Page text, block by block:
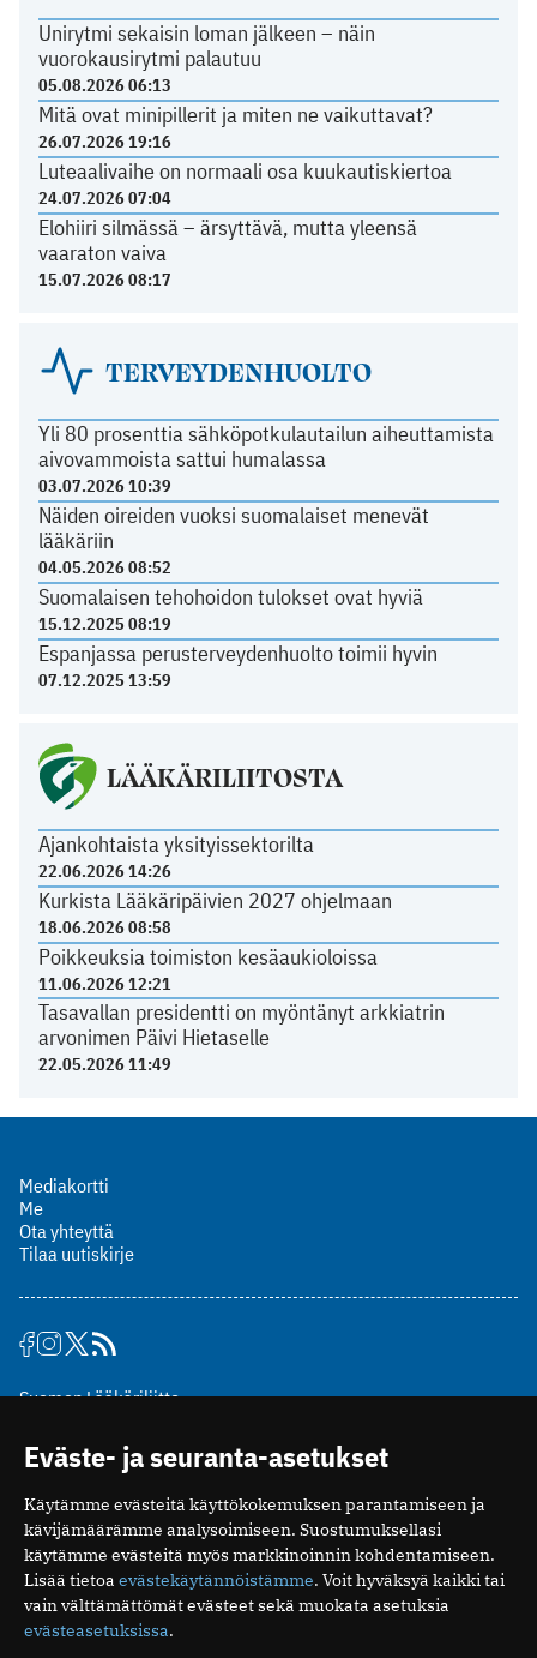
Unirytmi sekaisin loman jälkeen – näin
vuorokausirytmi palautuu
05.08.2026 06:13
Mitä ovat minipillerit ja miten ne vaikuttavat?
26.07.2026 19:16
Luteaalivaihe on normaali osa kuukautiskiertoa
24.07.2026 07:04
Elohiiri silmässä – ärsyttävä, mutta yleensä
vaaraton vaiva
15.07.2026 08:17
TERVEYDENHUOLTO
Yli 80 prosenttia sähköpotkulautailun aiheuttamista
aivovammoista sattui humalassa
03.07.2026 10:39
Näiden oireiden vuoksi suomalaiset menevät
lääkäriin
04.05.2026 08:52
Suomalaisen tehohoidon tulokset ovat hyviä
15.12.2025 08:19
Espanjassa perusterveydenhuolto toimii hyvin
07.12.2025 13:59
LÄÄKÄRILIITOSTA
Ajankohtaista yksityissektorilta
22.06.2026 14:26
Kurkista Lääkäripäivien 2027 ohjelmaan
18.06.2026 08:58
Poikkeuksia toimiston kesäaukioloissa
11.06.2026 12:21
Tasavallan presidentti on myöntänyt arkkiatrin
arvonimen Päivi Hietaselle
22.05.2026 11:49
Mediakortti
Me
Ota yhteyttä
Tilaa uutiskirje
Suomen Lääkäriliitto
00510 Helsinki
puh. (09) 393 091
toimitus@potilaanlaakarilehti.fi
ISSN 2323-9476
Eväste- ja seuranta-asetukset
Käytämme evästeitä käyttökokemuksen parantamiseen ja
kävijämäärämme analysoimiseen. Suostumuksellasi
käytämme evästeitä myös markkinoinnin kohdentamiseen.
Lisää tietoa evästekäytännöistämme. Voit hyväksyä kaikki tai
vain välttämättömät evästeet sekä muokata asetuksia
evästeasetuksissa.